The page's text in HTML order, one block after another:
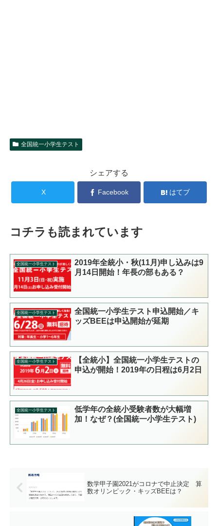
全国統一小学生テスト
シェアする
X Facebook はてブ
コチラも読まれています
全国統一小学生テスト
2019年全統小・秋(11月)申し込みは9
月14日開始！年長の部もある？
全国統一小学生テスト
全国統一小学生テスト申込開始／キ
ッズBEEは申込開始が延期
全国統一小学生テスト
【全統小】全国統一小学生テストの
申込が開始！2019年の日程は6月2日
全国統一小学生テスト
低学年の全統小受験者数が大幅増
加！なぜ？(全国統一小学生テスト)
数学甲子園2021がコロナで中止決定 算
数オリンピック・キッズBEEは？